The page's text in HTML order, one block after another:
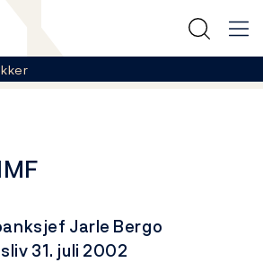
Jarle Bergo
31. juli 2002